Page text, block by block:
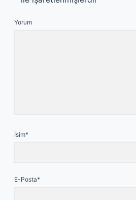
Yorum
İsim*
E-Posta*